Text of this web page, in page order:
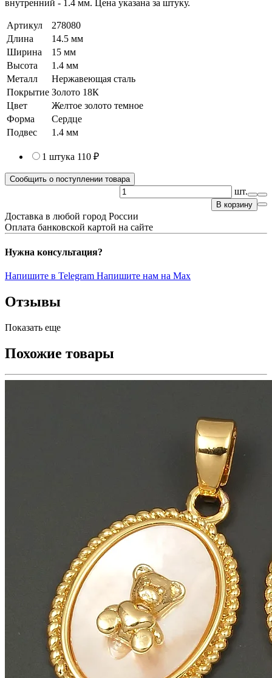
внутренний - 1.4 мм. Цена указана за штуку.
Артикул
278080
Длина
14.5 мм
Ширина
15 мм
Высота
1.4 мм
Металл
Нержавеющая сталь
Покрытие Золото 18К
Цвет
Желтое золото темное
Форма
Сердце
Подвес
1.4 мм
1 штука 110 ₽
Сообщить о поступлении товара
шт.
В корзину
Доставка в любой город России
Оплата банковской картой на сайте
Нужна консультация?
Напишите в Telegram Напишите нам на Max
Отзывы
Показать еще
Похожие товары